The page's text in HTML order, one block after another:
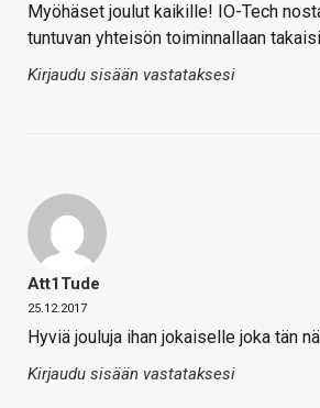
Myöhäset joulut kaikille! IO-Tech
tuntuvan yhteisön toiminnallaan
Kirjaudu sisään vastataksesi
Att1Tude
25.12.2017
Hyviä jouluja ihan jokaiselle joka tän
Kirjaudu sisään vastataksesi